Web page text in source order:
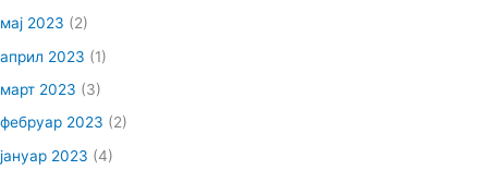
мај 2023 (2)
април 2023 (1)
март 2023 (3)
фебруар 2023 (2)
јануар 2023 (4)